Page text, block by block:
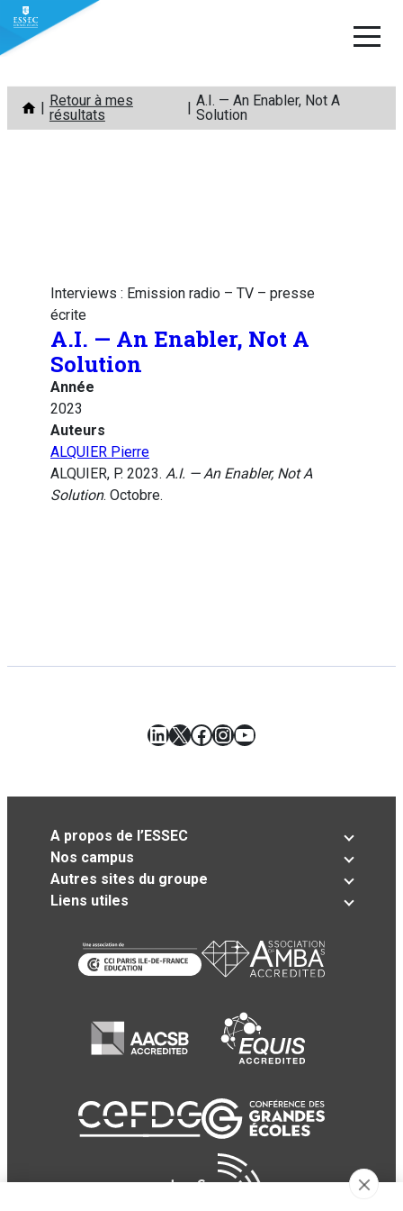
Aller
contenu
Retour à mes
résultats
A.I. — An Enabler, Not A
Solution
Interviews : Emission radio – TV – presse
écrite
A.I. — An Enabler, Not A
Solution
Année
2023
Auteurs
ALQUIER Pierre
ALQUIER, P. 2023. A.I. — An Enabler, Not A
Solution. Octobre.
LinkedIn
X Facebook
Instagram
YouTube
A propos de l’ESSEC
Nos campus
Autres sites du groupe
Liens utiles